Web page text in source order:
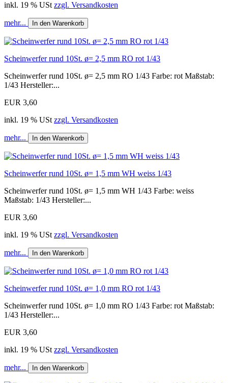
inkl. 19 % USt zzgl. Versandkosten
mehr... In den Warenkorb
Scheinwerfer rund 10St. ø= 2,5 mm RO rot 1/43
Scheinwerfer rund 10St. ø= 2,5 mm RO 1/43 Farbe: rot Maßstab:
1/43 Hersteller:...
EUR 3,60
inkl. 19 % USt zzgl. Versandkosten
mehr... In den Warenkorb
Scheinwerfer rund 10St. ø= 1,5 mm WH weiss 1/43
Scheinwerfer rund 10St. ø= 1,5 mm WH 1/43 Farbe: weiss
Maßstab: 1/43 Hersteller:...
EUR 3,60
inkl. 19 % USt zzgl. Versandkosten
mehr... In den Warenkorb
Scheinwerfer rund 10St. ø= 1,0 mm RO rot 1/43
Scheinwerfer rund 10St. ø= 1,0 mm RO 1/43 Farbe: rot Maßstab:
1/43 Hersteller:...
EUR 3,60
inkl. 19 % USt zzgl. Versandkosten
mehr... In den Warenkorb